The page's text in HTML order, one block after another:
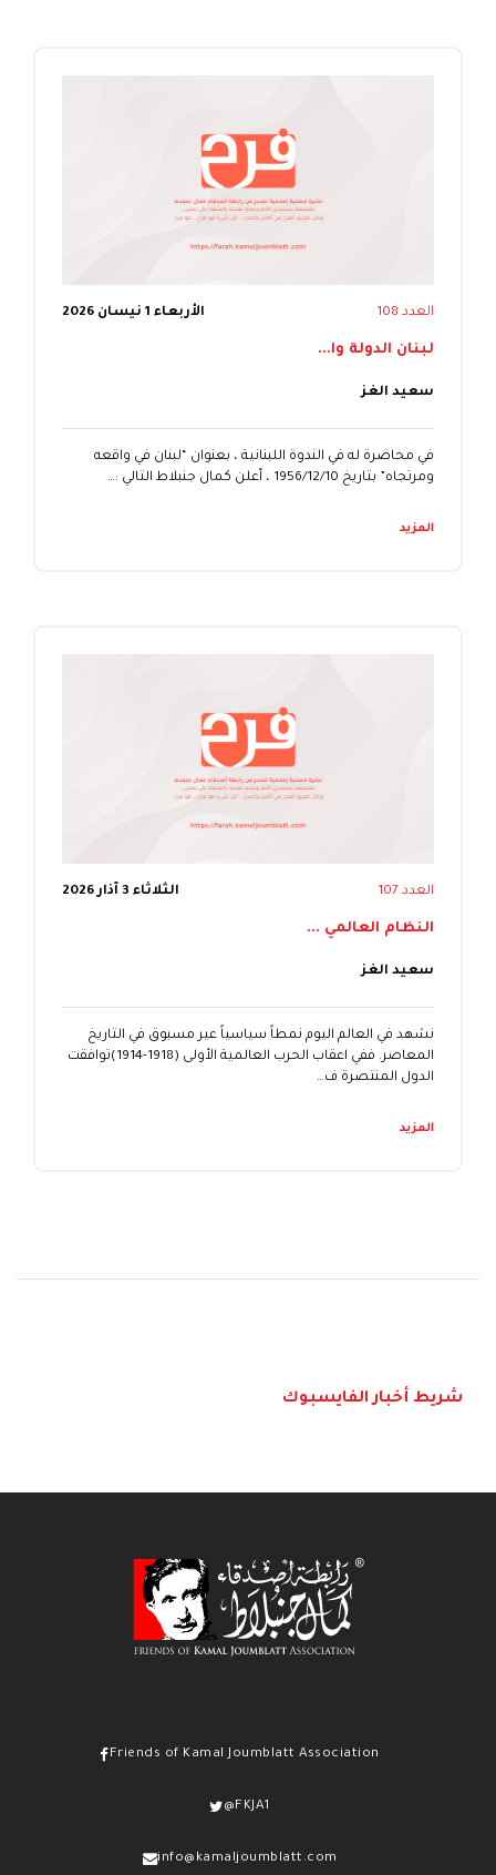
العدد 108 الأربعاء 1 نيسان 2026
لبنان الدولة وا...
سعيد الغز
في محاضرة له في الندوة اللبنانية ، بعنوان “لبنان في واقعه
ومرتجاه” بتاريخ 10‏/12‏/1956 ، أعلن كمال جنبلاط التالي :…
المزيد
العدد 107 الثلاثاء 3 آذار 2026
النظام العالمي ...
سعيد الغز
نشهد في العالم اليوم نمطاً سياسياً عير مسبوق في التاريخ
المعاصر. ففي اعقاب الحرب العالمية الأولى (1918-1914)توافقت
الدول المنتصرة ف…
المزيد
شريط أخبار الفايسبوك
Friends of Kamal Joumblatt Association
@FKJA1
info@kamaljoumblatt.com